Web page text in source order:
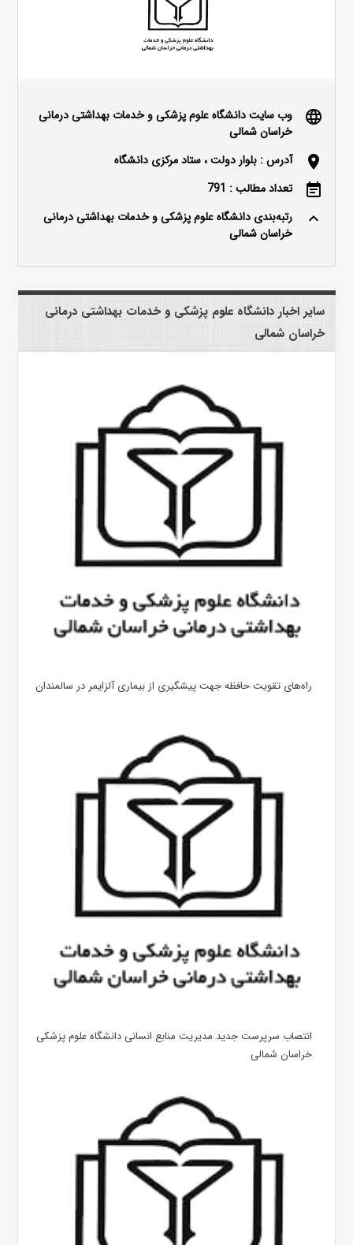
language
وب سایت دانشگاه علوم پزشکی و خدمات بهداشتی درمانی
خراسان شمالی
location_on آدرس : بلوار دولت ، ستاد مرکزی دانشگاه
event_note تعداد مطالب : 791
keyboard_arrow_up
رتبه‌بندی دانشگاه علوم پزشکی و خدمات بهداشتی درمانی
خراسان شمالی
سایر اخبار دانشگاه علوم پزشکی و خدمات بهداشتی درمانی
خراسان شمالی
راه‌های تقویت حافظه جهت پیشگیری از بیماری آلزایمر در سالمندان
انتصاب سرپرست جدید مدیریت منابع انسانی دانشگاه علوم پزشکی
خراسان شمالی